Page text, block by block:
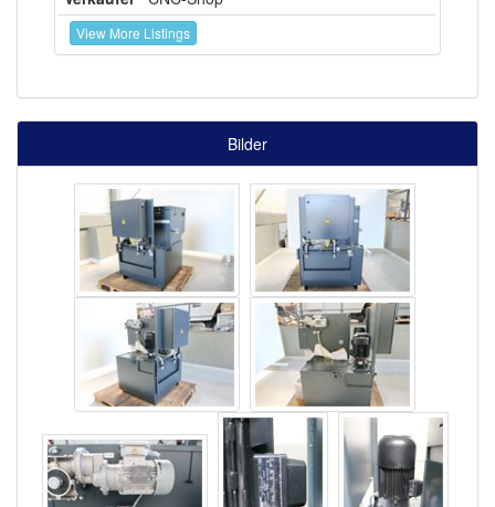
View More Listings
Bilder